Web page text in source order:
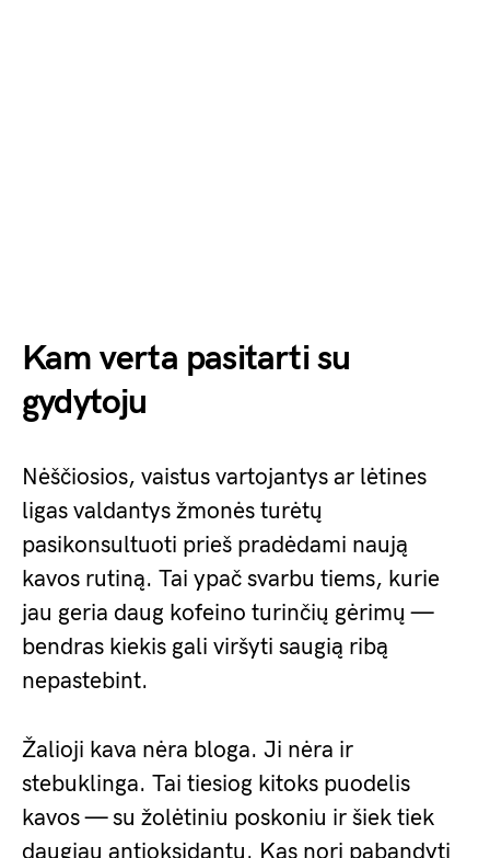
Kam verta pasitarti su
gydytoju
Nėščiosios, vaistus vartojantys ar lėtines
ligas valdantys žmonės turėtų
pasikonsultuoti prieš pradėdami naują
kavos rutiną. Tai ypač svarbu tiems, kurie
jau geria daug kofeino turinčių gėrimų —
bendras kiekis gali viršyti saugią ribą
nepastebint.
Žalioji kava nėra bloga. Ji nėra ir
stebuklinga. Tai tiesiog kitoks puodelis
kavos — su žolėtiniu poskoniu ir šiek tiek
daugiau antioksidantų. Kas nori pabandyti